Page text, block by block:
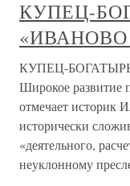
КУПЕЦ-
КУПЕЦ-
Широкое развитие
отмечает историк
исторически
«деятельного,
неуклонному